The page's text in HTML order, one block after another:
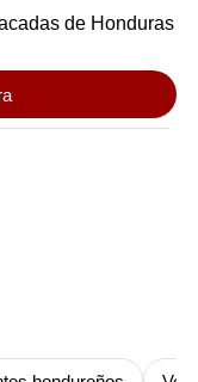
de Honduras